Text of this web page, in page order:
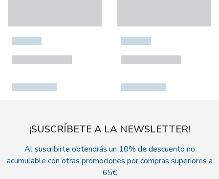
¡SUSCRÍBETE A LA NEWSLETTER!
Al suscribirte obtendrás un 10% de descuento no
acumulable con otras promociones por compras superiores a
65€